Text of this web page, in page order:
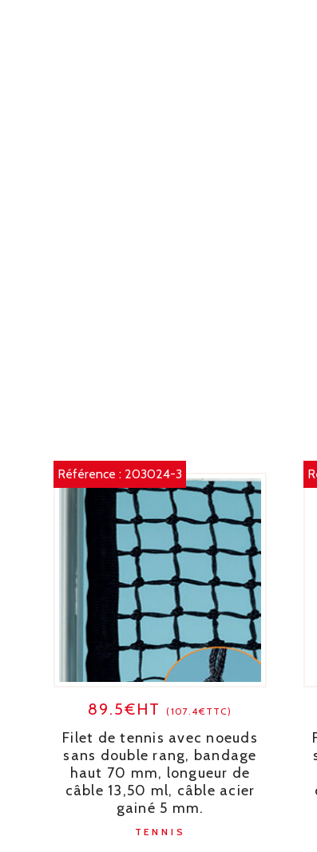
Référence : 203024-3
89.5€HT(107.4€TTC)
Filet de tennis avec noeuds
sans double rang, bandage
haut 70 mm, longueur de
câble 13,50 ml, câble acier
gainé 5 mm.
TENNIS